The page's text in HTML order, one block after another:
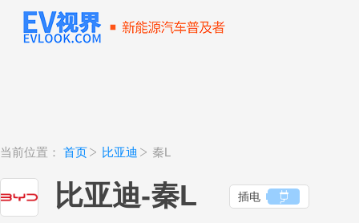
当前位置： 首页 比亚迪 秦L
比亚迪-秦L 插电